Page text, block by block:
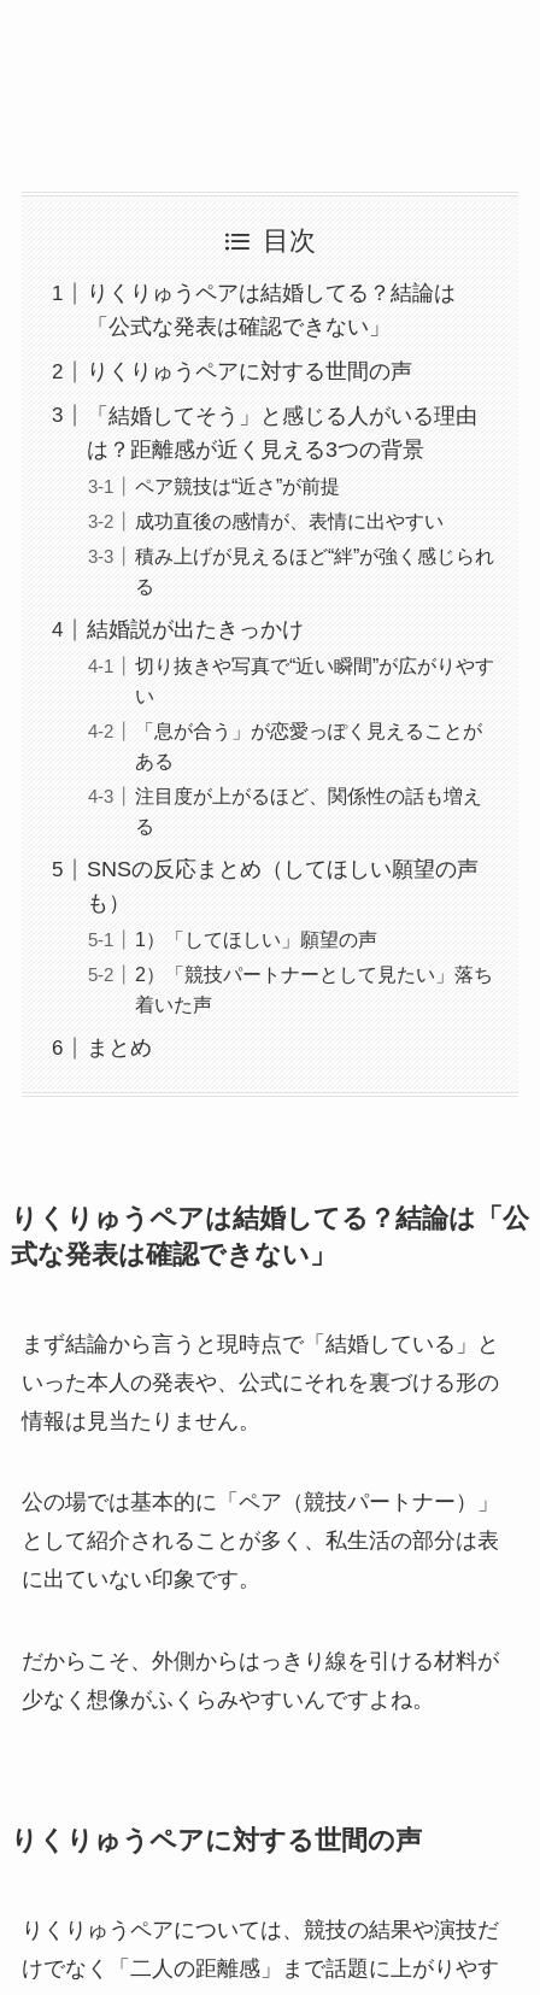
目次
りくりゅうペアは結婚してる？結論は
「公式な発表は確認できない」
りくりゅうペアに対する世間の声
「結婚してそう」と感じる人がいる理由
は？距離感が近く見える3つの背景
ペア競技は“近さ”が前提
成功直後の感情が、表情に出やすい
積み上げが見えるほど“絆”が強く感じられ
る
結婚説が出たきっかけ
切り抜きや写真で“近い瞬間”が広がりやす
い
「息が合う」が恋愛っぽく見えることが
ある
注目度が上がるほど、関係性の話も増え
る
SNSの反応まとめ（してほしい願望の声
も）
1）「してほしい」願望の声
2）「競技パートナーとして見たい」落ち
着いた声
まとめ
りくりゅうペアは結婚してる？結論は「公
式な発表は確認できない」
まず結論から言うと現時点で「結婚している」と
いった本人の発表や、公式にそれを裏づける形の
情報は見当たりません。
公の場では基本的に「ペア（競技パートナー）」
として紹介されることが多く、私生活の部分は表
に出ていない印象です。
だからこそ、外側からはっきり線を引ける材料が
少なく想像がふくらみやすいんですよね。
りくりゅうペアに対する世間の声
りくりゅうペアについては、競技の結果や演技だ
けでなく「二人の距離感」まで話題に上がりやす